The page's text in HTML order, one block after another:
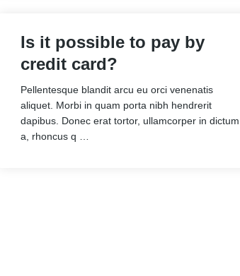
Is it possible to pay by
credit card?
Pellentesque blandit arcu eu orci venenatis
aliquet. Morbi in quam porta nibh hendrerit
dapibus. Donec erat tortor, ullamcorper in dictum
a, rhoncus q …